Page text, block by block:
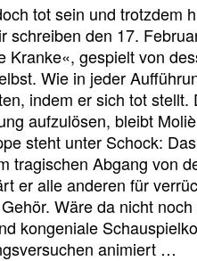
tot sein und trotzdem
schreiben den 17.
Kranke«, gespielt von
Wie in jeder
indem er sich tot
aufzulösen, bleibt
steht unter Schock:
tragischen Abgang von
er alle anderen für
Wäre da nicht
kongeniale
animiert …